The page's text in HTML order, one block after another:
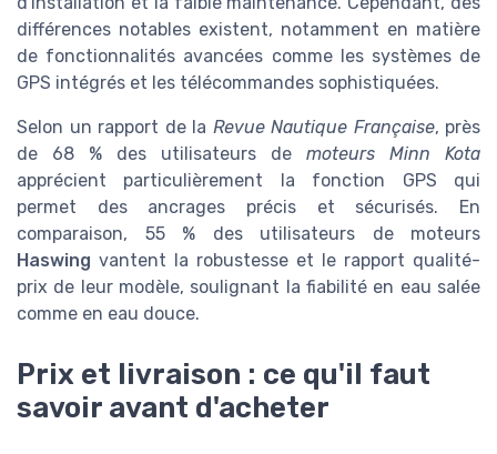
différences notables existent, notamment en matière
de fonctionnalités avancées comme les systèmes de
GPS intégrés et les télécommandes sophistiquées.
Selon un rapport de la Revue Nautique Française, près
de 68 % des utilisateurs de moteurs Minn Kota
apprécient particulièrement la fonction GPS qui
permet des ancrages précis et sécurisés. En
comparaison, 55 % des utilisateurs de moteurs
Haswing vantent la robustesse et le rapport qualité-
prix de leur modèle, soulignant la fiabilité en eau salée
comme en eau douce.
Prix et livraison : ce qu'il faut
savoir avant d'acheter